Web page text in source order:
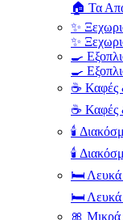
🏠 Τα
✨
✨
🍳
🍳
☕ Καφές
☕ Καφές
🕯️
🕯️
🛏️ Λευκά
🛏️ Λευκά
🎀